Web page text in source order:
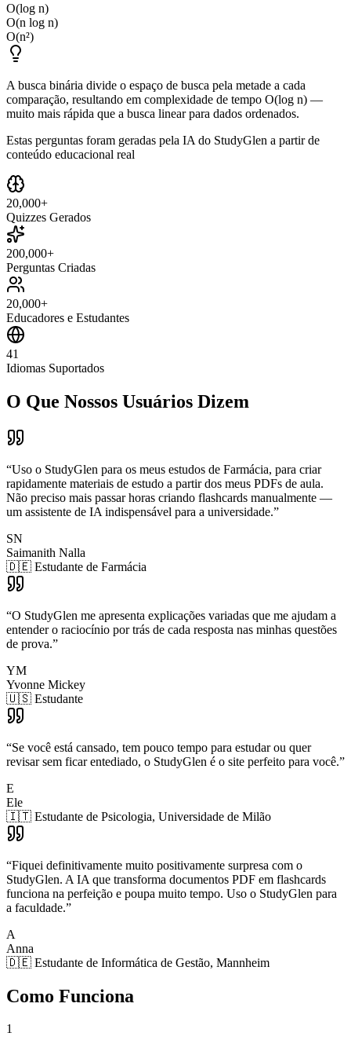
O(log n)
O(n log n)
O(n²)
A busca binária divide o espaço de busca pela metade a cada
comparação, resultando em complexidade de tempo O(log n) —
muito mais rápida que a busca linear para dados ordenados.
Estas perguntas foram geradas pela IA do StudyGlen a partir de
conteúdo educacional real
20,000+
Quizzes Gerados
200,000+
Perguntas Criadas
20,000+
Educadores e Estudantes
41
Idiomas Suportados
O Que Nossos Usuários Dizem
“Uso o StudyGlen para os meus estudos de Farmácia, para criar
rapidamente materiais de estudo a partir dos meus PDFs de aula.
Não preciso mais passar horas criando flashcards manualmente —
um assistente de IA indispensável para a universidade.”
SN
Saimanith Nalla
🇩🇪 Estudante de Farmácia
“O StudyGlen me apresenta explicações variadas que me ajudam a
entender o raciocínio por trás de cada resposta nas minhas questões
de prova.”
YM
Yvonne Mickey
🇺🇸 Estudante
“Se você está cansado, tem pouco tempo para estudar ou quer
revisar sem ficar entediado, o StudyGlen é o site perfeito para você.”
E
Ele
🇮🇹 Estudante de Psicologia, Universidade de Milão
“Fiquei definitivamente muito positivamente surpresa com o
StudyGlen. A IA que transforma documentos PDF em flashcards
funciona na perfeição e poupa muito tempo. Uso o StudyGlen para
a faculdade.”
A
Anna
🇩🇪 Estudante de Informática de Gestão, Mannheim
Como Funciona
1